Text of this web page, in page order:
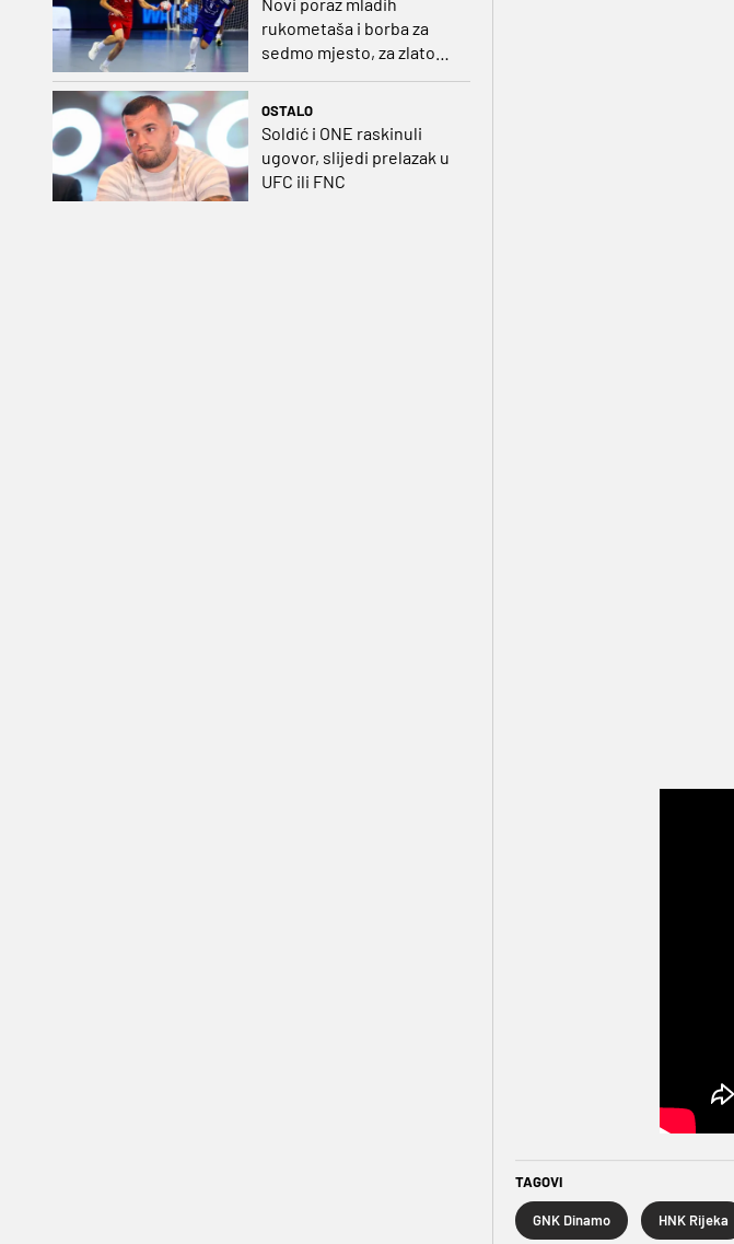
rukometaša i borba za
sedmo mjesto, za zlato
OSTALO
Soldić i ONE raskinuli
ugovor, slijedi prelazak u
UFC ili FNC
TAGOVI
GNK Dinamo HNK Rijeka